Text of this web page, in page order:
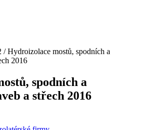
/ Hydroizolace mostů, spodních a
2016
spodních a
a střech 2016